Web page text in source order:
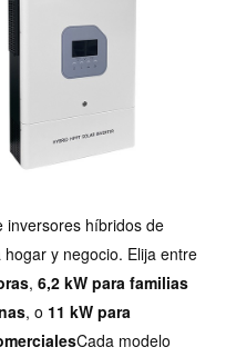
inversores híbridos de
y negocio. Elija entre
,6,2 kW para familias
, o 11 kW para
Cada modelo